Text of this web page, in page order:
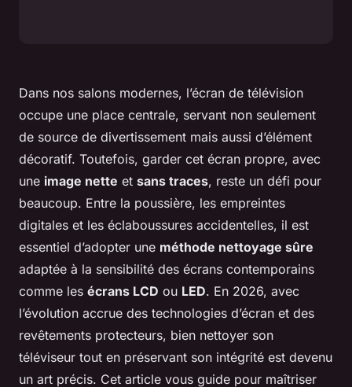
Dans nos salons modernes, l’écran de télévision
occupe une place centrale, servant non seulement
de source de divertissement mais aussi d’élément
décoratif. Toutefois, garder cet écran propre, avec
une image nette et sans traces, reste un défi pour
beaucoup. Entre la poussière, les empreintes
digitales et les éclaboussures accidentelles, il est
essentiel d’adopter une méthode nettoyage sûre
adaptée à la sensibilité des écrans contemporains
comme les écrans LCD ou LED. En 2026, avec
l’évolution accrue des technologies d’écran et des
revêtements protecteurs, bien nettoyer son
téléviseur tout en préservant son intégrité est devenu
un art précis. Cet article vous guide pour maîtriser